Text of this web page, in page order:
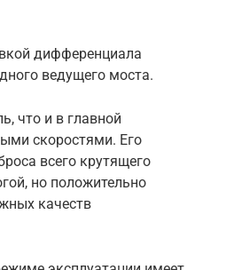
дифференциала
ведущего моста.
что и в главной
скоростями. Его
всего крутящего
но положительно
качеств